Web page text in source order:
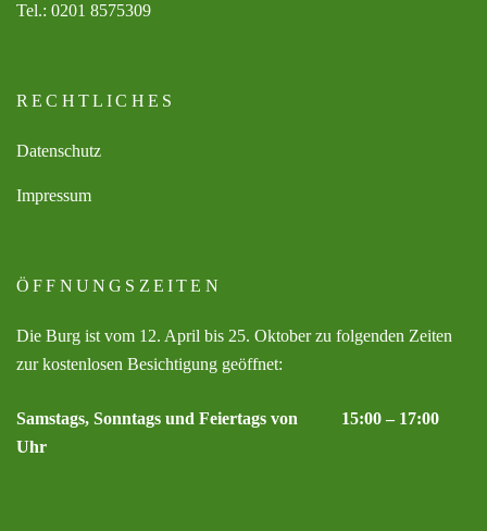
Tel.: 0201 8575309
RECHTLICHES
Datenschutz
Impressum
ÖFFNUNGSZEITEN
Die Burg ist vom 12. April bis 25. Oktober zu folgenden Zeiten
zur kostenlosen Besichtigung geöffnet:
Samstags, Sonntags und Feiertags von 15:00 – 17:00
Uhr